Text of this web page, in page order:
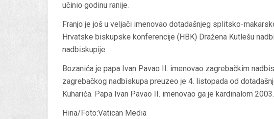
učinio godinu ranije.
Franjo je još u veljači imenovao dotadašnjeg splitsko-
Hrvatske biskupske konferencije (HBK) Dražena Kutlešu
nadbiskupije.
Bozanića je papa Ivan Pavao II. imenovao zagrebačkim
zagrebačkog nadbiskupa preuzeo je 4. listopada od
Kuharića. Papa Ivan Pavao II. imenovao ga je kardinalom
Hina/Foto:Vatican Media